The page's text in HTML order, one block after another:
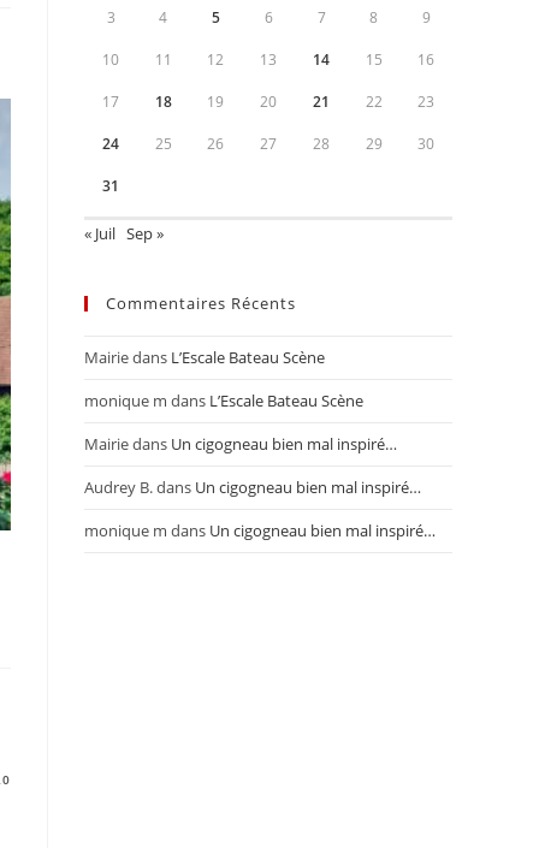
3 4 5 6 7 8 9
10 11 12 13 14 15 16
17 18 19 20 21 22 23
24 25 26 27 28 29 30
31
« Juil Sep »
Commentaires Récents
Mairiedans L’Escale Bateau Scène
monique m dans L’Escale Bateau Scène
Mairiedans Un cigogneau bien mal inspiré…
Audrey B.dans Un cigogneau bien mal inspiré…
monique m dans Un cigogneau bien mal inspiré…